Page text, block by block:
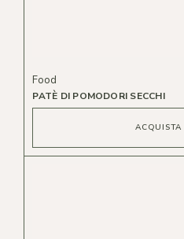
PATÈ DI POMODORI SECCHI
Food